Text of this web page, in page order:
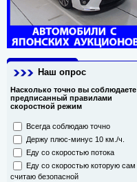
Наш опрос
Насколько точно вы соблюдаете
предписанный правилами
скоростной режим
Всегда соблюдаю точно
Держу плюс-минус 10 км./ч.
Еду со скоростью потока
Еду со скоростью которую сам
считаю безопасной